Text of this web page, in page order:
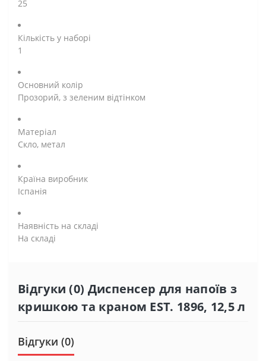
25
Кількість у наборі
1
Основний колір
Прозорий, з зеленим відтінком
Матеріал
Скло, метал
Країна виробник
Іспанія
Наявність на складі
На складі
Відгуки (0) Диспенсер для напоїв з
кришкою та краном EST. 1896, 12,5 л
Відгуки (0)